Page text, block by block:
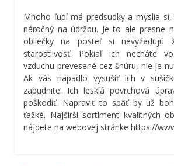
Mnoho ľudí má predsudky a myslia
náročný na údržbu. Je to ale presne
obliečky na posteľ si nevyžadujú
starostlivosť. Pokiaľ ich necháte
vzduchu prevesené cez šnúru, nie je
Ak vás napadlo vysušiť ich v
zabudnite. Ich lesklá povrchová
poškodiť. Napraviť to späť by už
ťažké. Najširší sortiment kvalitných
nájdete na webovej stránke https://